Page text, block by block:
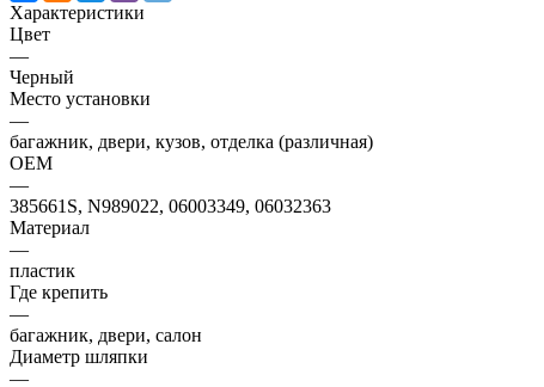
Характеристики
Цвет
—
Черный
Место установки
—
багажник, двери, кузов, отделка (различная)
OEM
—
385661S, N989022, 06003349, 06032363
Материал
—
пластик
Где крепить
—
багажник, двери, салон
Диаметр шляпки
—